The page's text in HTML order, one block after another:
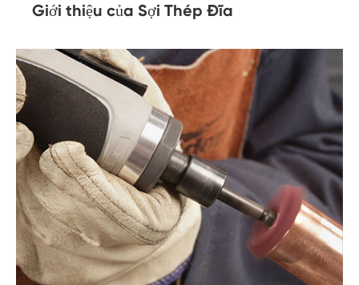
Giới thiệu của Sợi Thép Đĩa